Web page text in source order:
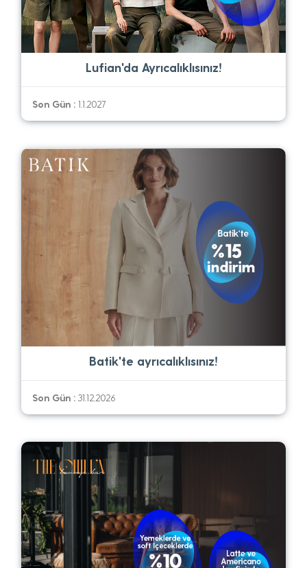
Lufian'da Ayrıcalıklısınız!
Son Gün : 1.1.2027
Batik'te ayrıcalıklısınız!
Son Gün : 31.12.2026